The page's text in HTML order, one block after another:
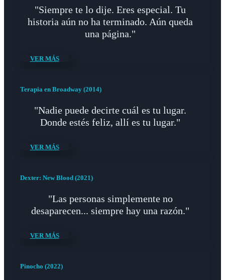
"Siempre te lo dije. Eres especial. Tu
historia aún no ha terminado. Aún queda
una página."
VER MÁS
Terapia en Broadway (2014)
"Nadie puede decirte cuál es tu lugar.
Donde estés feliz, allí es tu lugar."
VER MÁS
Dexter: New Blood (2021)
"Las personas simplemente no
desaparecen... siempre hay una razón."
VER MÁS
Pinocho (2022)